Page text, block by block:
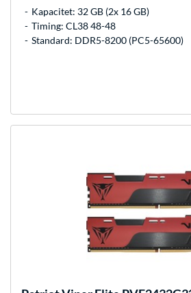
Kapacitet: 32 GB (2x 16 GB)
Timing: CL38 48-48
Standard: DDR5-8200 (PC5-65600)